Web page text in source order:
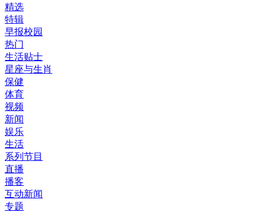
精选
特辑
早报校园
热门
生活贴士
星座与生肖
保健
体育
视频
新闻
娱乐
生活
系列节目
直播
播客
互动新闻
专题